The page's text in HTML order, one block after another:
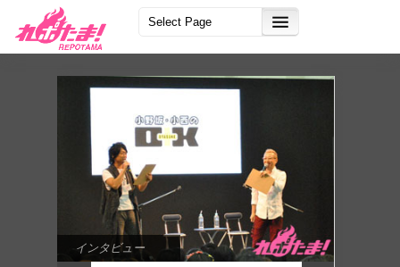
インタビュー